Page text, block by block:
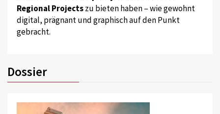
Regional Projectszu bieten haben – wie gewohnt
digital, prägnant und graphisch auf den Punkt
gebracht.
Dossier